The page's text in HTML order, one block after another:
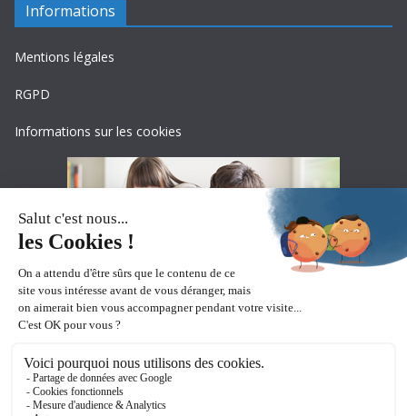
Informations
Mentions légales
RGPD
Informations sur les cookies